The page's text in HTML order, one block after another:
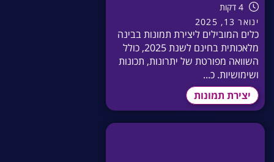
4 דקות
ינואר 13, 2025
כלים המובילים ליצירת תמונות בבינה
מלאכותית בחינם לשנת 2025, כולל
השוואה מפורטת של יתרונות, תכונות
ושימושיות. כ...
יצירת תמונות